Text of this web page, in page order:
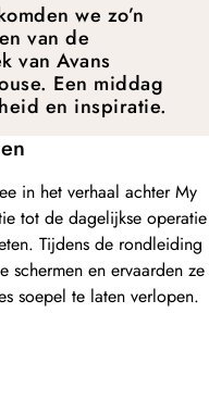
we zo’n
van de
van Avans
Een middag
en inspiratie.
in het verhaal achter My
tot de dagelijkse operatie
Tijdens de rondleiding
schermen en ervaarden ze
soepel te laten verlopen.